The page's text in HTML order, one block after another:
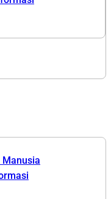
Manusia